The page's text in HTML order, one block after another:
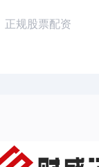
正规股票配资